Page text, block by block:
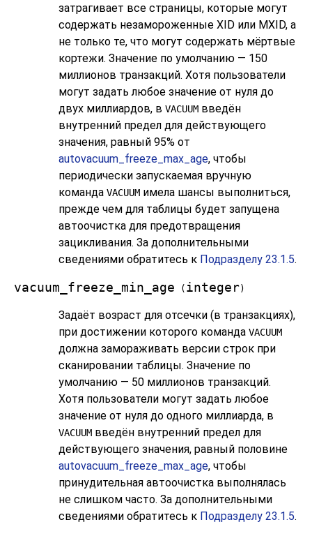
затрагивает все страницы, которые могут
содержать незамороженные XID или MXID, а
не только те, что могут содержать мёртвые
кортежи. Значение по умолчанию — 150
миллионов транзакций. Хотя пользователи
могут задать любое значение от нуля до
двух миллиардов, в VACUUM введён
внутренний предел для действующего
значения, равный 95% от
autovacuum_freeze_max_age, чтобы
периодически запускаемая вручную
команда VACUUM имела шансы выполниться,
прежде чем для таблицы будет запущена
автоочистка для предотвращения
зацикливания. За дополнительными
сведениями обратитесь к Подразделу 23.1.5.
vacuum_freeze_min_age ( integer)
Задаёт возраст для отсечки (в транзакциях),
при достижении которого команда VACUUM
должна замораживать версии строк при
сканировании таблицы. Значение по
умолчанию — 50 миллионов транзакций.
Хотя пользователи могут задать любое
значение от нуля до одного миллиарда, в
VACUUM введён внутренний предел для
действующего значения, равный половине
autovacuum_freeze_max_age, чтобы
принудительная автоочистка выполнялась
не слишком часто. За дополнительными
сведениями обратитесь к Подразделу 23.1.5.